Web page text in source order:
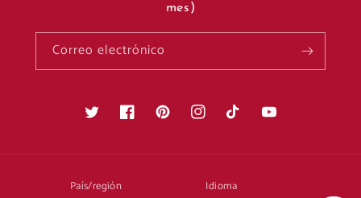
mes)
Correo electrónico
Twitter FacebookPinterestInstagramTikTok YouTube
País/región Idioma